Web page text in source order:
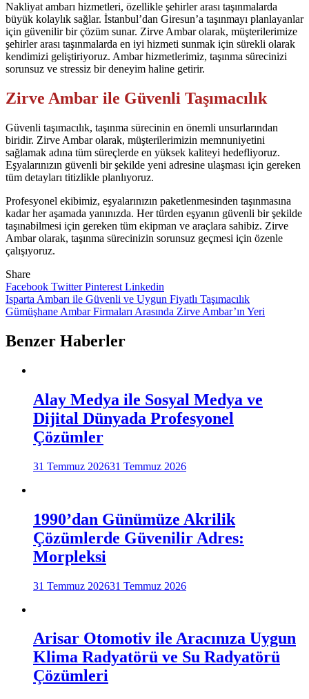
Nakliyat ambarı hizmetleri, özellikle şehirler arası taşınmalarda
büyük kolaylık sağlar. İstanbul’dan Giresun’a taşınmayı planlayanlar
için güvenilir bir çözüm sunar. Zirve Ambar olarak, müşterilerimize
şehirler arası taşınmalarda en iyi hizmeti sunmak için sürekli olarak
kendimizi geliştiriyoruz. Ambar hizmetlerimiz, taşınma sürecinizi
sorunsuz ve stressiz bir deneyim haline getirir.
Zirve Ambar ile Güvenli Taşımacılık
Güvenli taşımacılık, taşınma sürecinin en önemli unsurlarından
biridir. Zirve Ambar olarak, müşterilerimizin memnuniyetini
sağlamak adına tüm süreçlerde en yüksek kaliteyi hedefliyoruz.
Eşyalarınızın güvenli bir şekilde yeni adresine ulaşması için gereken
tüm detayları titizlikle planlıyoruz.
Profesyonel ekibimiz, eşyalarınızın paketlenmesinden taşınmasına
kadar her aşamada yanınızda. Her türden eşyanın güvenli bir şekilde
taşınabilmesi için gereken tüm ekipman ve araçlara sahibiz. Zirve
Ambar olarak, taşınma sürecinizin sorunsuz geçmesi için özenle
çalışıyoruz.
Share
Facebook TwitterPinterest Linkedin
Yazı
gezinmesi
Isparta Ambarı ile Güvenli ve Uygun Fiyatlı Taşımacılık
Gümüşhane Ambar Firmaları Arasında Zirve Ambar’ın Yeri
Benzer Haberler
Alay Medya ile Sosyal Medya ve
Dijital Dünyada Profesyonel
Çözümler
31 Temmuz 202631 Temmuz 2026
1990’dan Günümüze Akrilik
Çözümlerde Güvenilir Adres:
Morpleksi
31 Temmuz 202631 Temmuz 2026
Arisar Otomotiv ile Aracınıza Uygun
Klima Radyatörü ve Su Radyatörü
Çözümleri